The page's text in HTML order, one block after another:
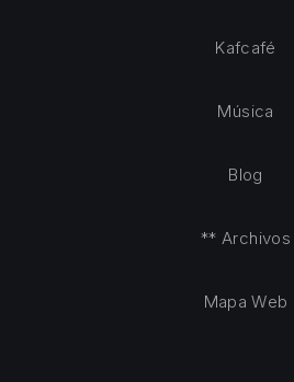
Kafcafé
Música
Blog
** Archivos
Mapa Web